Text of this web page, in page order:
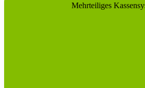
Mehrteiliges